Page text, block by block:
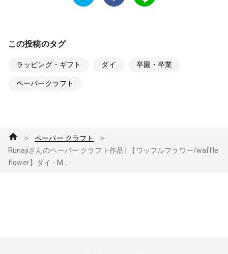
この投稿のタグ
ラッピング・ギフト ダイ 卒園・卒業
ペーパークラフト
＞ ペーパー クラフト ＞
Runajiさんのペーパー クラフト作品 | 【ワッフルフラワー/waffle
flower】ダイ - M...